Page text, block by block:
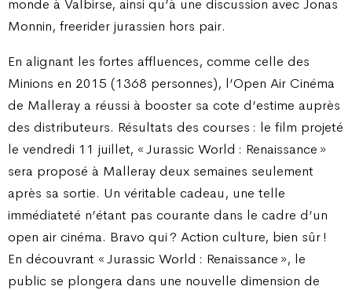
monde à Valbirse, ainsi qu’à une discussion avec Jonas
Monnin, freerider jurassien hors pair.
En alignant les fortes affluences, comme celle des
Minions en 2015 (1368 personnes), l’Open Air Cinéma
de Malleray a réussi à booster sa cote d’estime auprès
des distributeurs. Résultats des courses : le film projeté
le vendredi 11 juillet, « Jurassic World : Renaissance »
sera proposé à Malleray deux semaines seulement
après sa sortie. Un véritable cadeau, une telle
immédiateté n’étant pas courante dans le cadre d’un
open air cinéma. Bravo qui ? Action culture, bien sûr !
En découvrant « Jurassic World : Renaissance », le
public se plongera dans une nouvelle dimension de